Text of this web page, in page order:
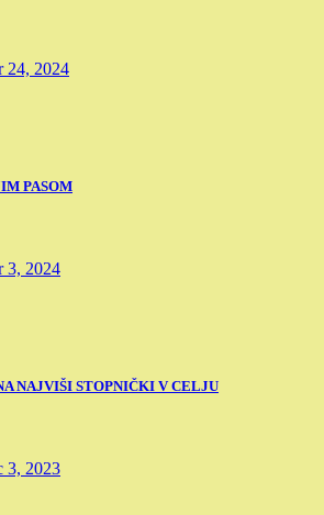
24, 2024
PASOM
3, 2024
NAJVIŠI STOPNIČKI V CELJU
3, 2023